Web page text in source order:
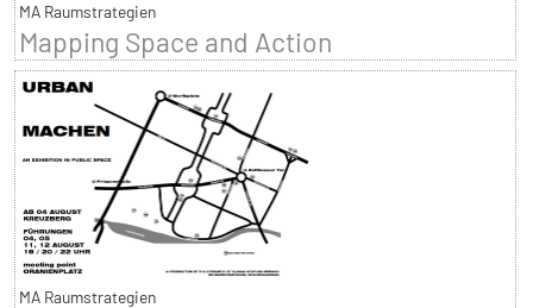
MA Raumstrategien
Mapping Space and Action
MA Raumstrategien